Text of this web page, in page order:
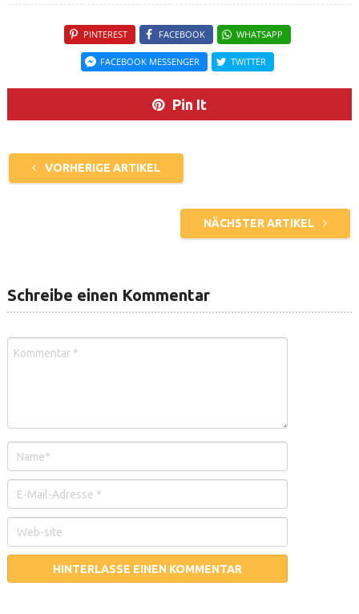
PINTEREST FACEBOOK WHATSAPP
FACEBOOK MESSENGER TWITTER
Pin It
VORHERIGE ARTIKEL
NÄCHSTER ARTIKEL
Schreibe einen Kommentar